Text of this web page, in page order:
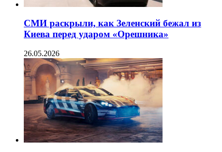
СМИ раскрыли, как Зеленский бежал из
Киева перед ударом «Орешника»
26.05.2026